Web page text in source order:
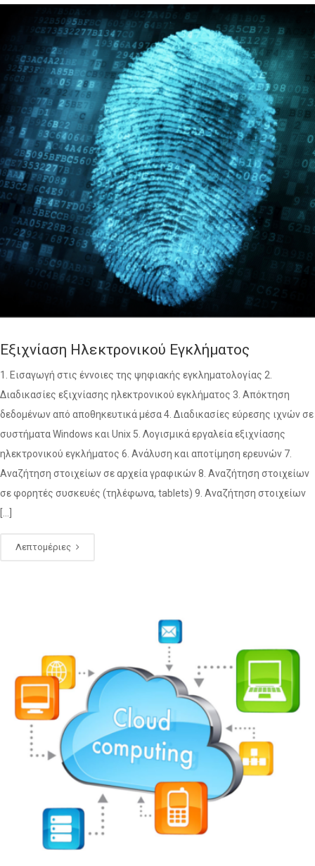
Εξιχνίαση Ηλεκτρονικού Εγκλήματος
1. Εισαγωγή στις έννοιες της ψηφιακής εγκληματολογίας 2.
Διαδικασίες εξιχνίασης ηλεκτρονικού εγκλήματος 3. Απόκτηση
δεδομένων από αποθηκευτικά μέσα 4. Διαδικασίες εύρεσης ιχνών σε
συστήματα Windows και Unix 5. Λογισμικά εργαλεία εξιχνίασης
ηλεκτρονικού εγκλήματος 6. Ανάλυση και αποτίμηση ερευνών 7.
Αναζήτηση στοιχείων σε αρχεία γραφικών 8. Αναζήτηση στοιχείων
σε φορητές συσκευές (τηλέφωνα, tablets) 9. Αναζήτηση στοιχείων
Λεπτομέριες